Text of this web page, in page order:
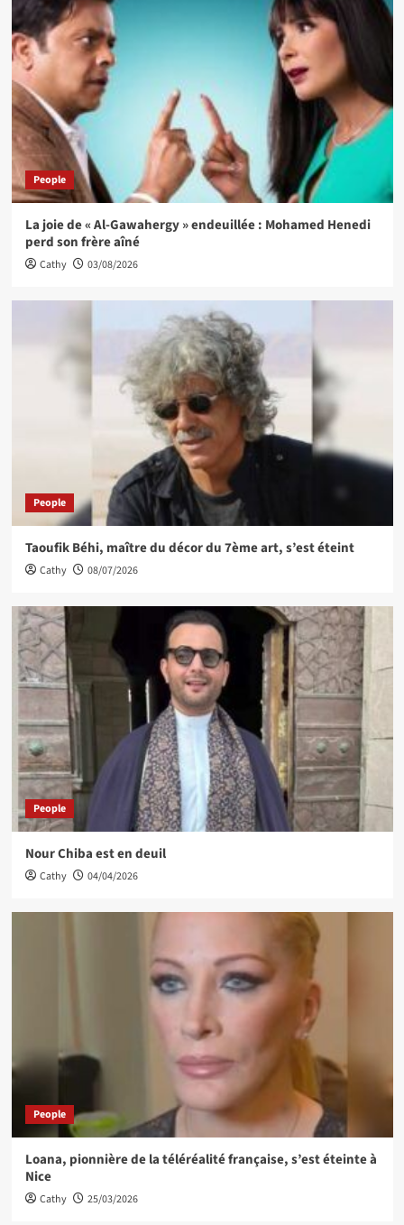
People
La joie de « Al-Gawahergy » endeuillée : Mohamed Henedi
perd son frère aîné
Cathy 03/08/2026
People
Taoufik Béhi, maître du décor du 7ème art, s’est éteint
Cathy 08/07/2026
People
Nour Chiba est en deuil
Cathy 04/04/2026
People
Loana, pionnière de la téléréalité française, s’est éteinte à
Nice
Cathy 25/03/2026